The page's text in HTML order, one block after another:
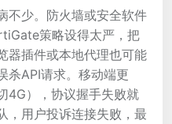
不少。防火墙或安全软件
策略设得太严，把
器插件或本地代理也可能
杀API请求。移动端更
4G），协议握手失败就
，用户投诉连接失败，最